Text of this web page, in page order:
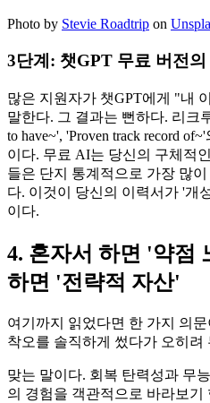
Photo by Stevie Roadtrip on
3단계: 챗GPT 무료 버전의
많은 지원자가 챗GPT에게 "내
말한다. 그 결과는 뻔하다. 리크
to have~', 'Proven track record
이다. 무료 AI는 당신의 구체적
들은 단지 통계적으로 가장 많
다. 이것이 당신의 이력서가 '개
이다.
4. 혼자서 하면 '약점
하면 '전략적 자산'
여기까지 읽었다면 한 가지 의
착오를 솔직하게 썼다가 오히려
맞는 말이다. 회복 탄력성과 무
의 경험을 객관적으로 바라보